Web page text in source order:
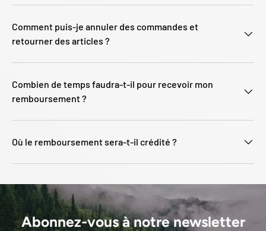
Comment puis-je annuler des commandes et
retourner des articles ?
Combien de temps faudra-t-il pour recevoir mon
remboursement ?
Où le remboursement sera-t-il crédité ?
Abonnez-vous à notre newsletter